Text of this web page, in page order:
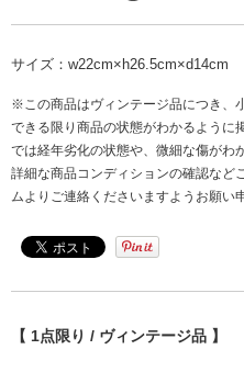
サイズ： w22cm×h26.5cm×d14cm
※この商品はヴィンテージ品につき、
できる限り商品の状態がわかるように
では経年劣化の状態や、微細な傷がわ
詳細な商品コンディションの確認など
ムよりご連絡くださいますようお願い
【 1点限り / ヴィンテージ品 】